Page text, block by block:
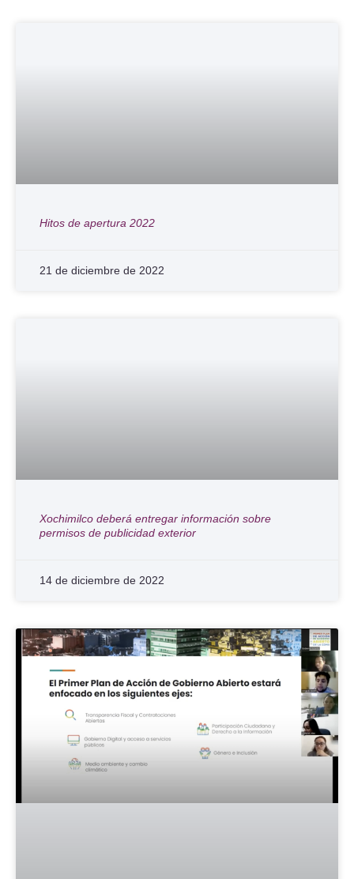
Hitos de apertura 2022
21 de diciembre de 2022
Xochimilco deberá entregar información sobre
permisos de publicidad exterior
14 de diciembre de 2022